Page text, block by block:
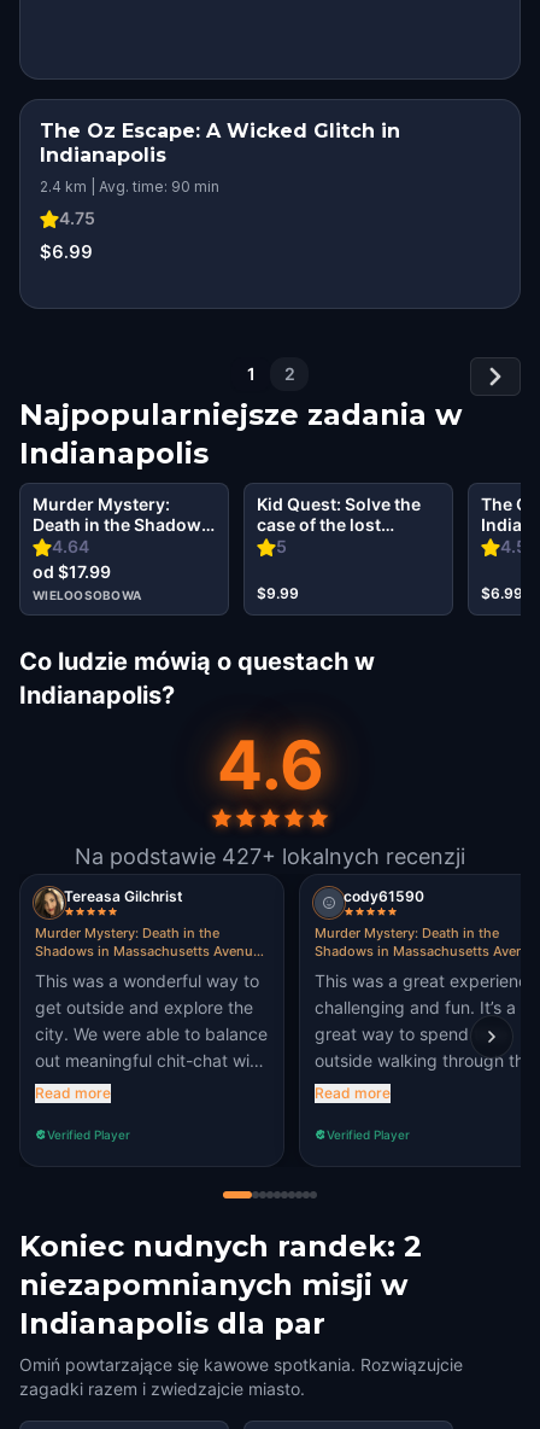
The Oz Escape: A Wicked Glitch in
Indianapolis
2.4 km | Avg. time: 90 min
4.75
$6.99
1 2
Najpopularniejsze zadania w
Indianapolis
4.64
Murder Mystery:
Death in the Shadows
in Massachusetts
Avenue, Indianapolis
od $17.99
WIELOOSOBOWA
5
Kid Quest: Solve the
case of the lost
senses in
$9.99
4.57
The
$6.99
Co ludzie mówią o questach w
Indianapolis?
4.6
Na podstawie 427+ lokalnych recenzji
Tereasa Gilchrist
Murder Mystery: Death in the
Shadows in Massachusetts Avenue,
This was a wonderful way to
get outside and explore the
city. We were able to balance
out meaningful chit-chat with
determination to finish our
Read more
Verified Player
cody61590
Murder Mystery: Death in the
Shadows in Massachusetts
This was a great
challenging and fun. It’s a
great way to spend time
outside walking through the
heart of Mass Ave.
Read more
Verified Player
Koniec nudnych randek: 2
niezapomnianych misji w
Indianapolis dla par
Omiń powtarzające się kawowe spotkania. Rozwiązujcie
zagadki razem i zwiedzajcie miasto.